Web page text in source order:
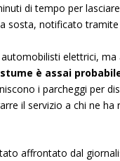
di tempo per
sosta, notificato
elettrici, ma
è assai
i parcheggi per
il servizio a chi ne ha
affrontato dal